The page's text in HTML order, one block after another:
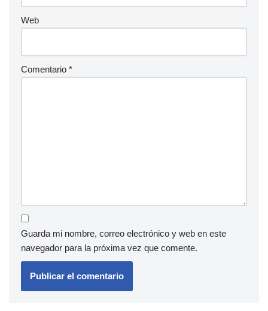
Web
Comentario *
Guarda mi nombre, correo electrónico y web en este
navegador para la próxima vez que comente.